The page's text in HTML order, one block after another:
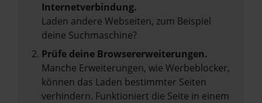
Internetverbindung.
Laden andere Webseiten, zum Beispiel
deine Suchmaschine?
Prüfe deine Browsererweiterungen.
Manche Erweiterungen, wie Werbeblocker,
können das Laden bestimmter Seiten
verhindern. Funktioniert die Seite in einem